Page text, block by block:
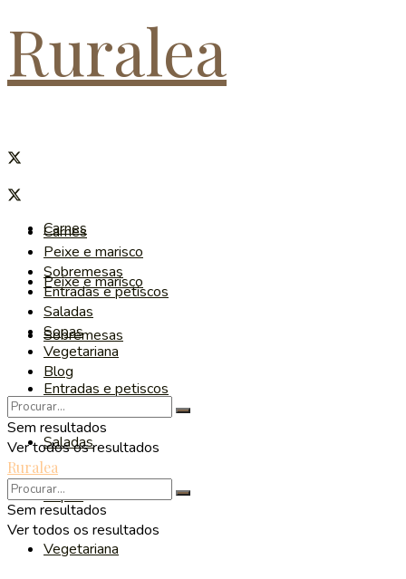
Ruralea
Carnes
Peixe e marisco
Sobremesas
Entradas e petiscos
Saladas
Sopas
Vegetariana
Carnes
Peixe e marisco
Sobremesas
Entradas e petiscos
Saladas
Sopas
Vegetariana
Blog
Sem resultados
Ver todos os resultados
Ruralea
Sem resultados
Ver todos os resultados